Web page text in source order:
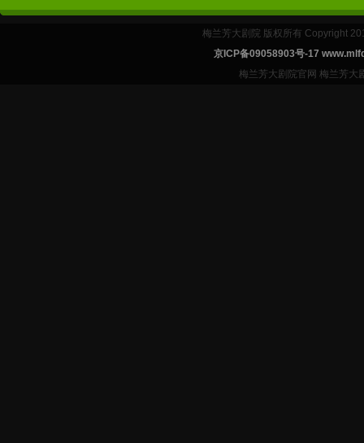
梅兰芳大剧院 版权所有 Copyright
京ICP备09058903号-17
梅兰芳大剧院官网 梅兰芳大